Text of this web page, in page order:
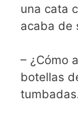
una cata
acaba de
– ¿Cómo
botellas